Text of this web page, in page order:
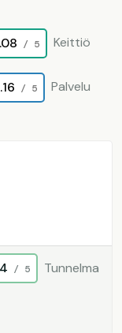
/ 5 Keittiö
/ 5 Palvelu
4 / 5 Tunnelma